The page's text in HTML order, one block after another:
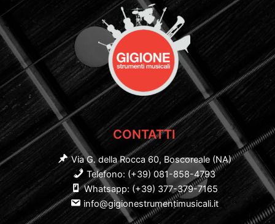
CONTATTI
Via G. della Rocca 60, Boscoreale (NA)
Telefono: (+39) 081-858-4793
Whatsapp: (+39) 377-379-7165
info@gigionestrumentimusicali.it